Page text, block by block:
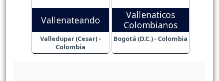
Vallenateando
Valledupar (Cesar) -
Colombia
Vallenaticos
Colombianos
Bogotá (D.C.) - Colombia